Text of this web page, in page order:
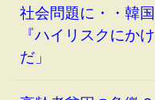
社会問題に・・韓
『ハイリスクにか
だ」